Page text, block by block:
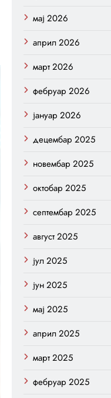
мај 2026
април 2026
март 2026
фебруар 2026
јануар 2026
децембар 2025
новембар 2025
октобар 2025
септембар 2025
август 2025
јул 2025
јун 2025
мај 2025
април 2025
март 2025
фебруар 2025